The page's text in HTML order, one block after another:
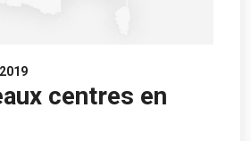
centres en